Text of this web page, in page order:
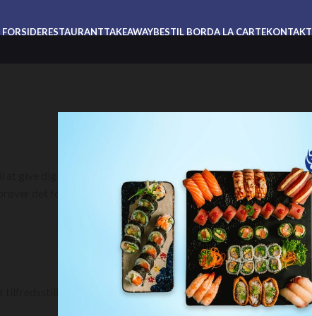
FORSIDERESTAURANTTAKEAWAYBESTIL BORDA LA CARTEKONTAKT
give dig en
det for
tilfredsstille